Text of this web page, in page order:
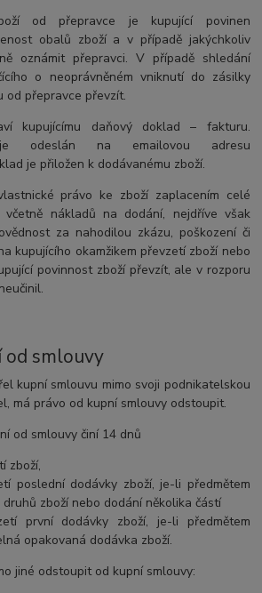
od přepravce je kupující povinen
obalů zboží a v případě jakýchkoliv
oznámit přepravci. V případě shledání
o neoprávněném vniknutí do zásilky
od přepravce převzít.
kupujícímu daňový doklad – fakturu.
odeslán na emailovou adresu
je přiložen k dodávanému zboží.
právo ke zboží zaplacením celé
nákladů na dodání, nejdříve však
za nahodilou zkázu, poškození či
kupujícího okamžikem převzetí zboží nebo
povinnost zboží převzít, ale v rozporu
smlouvy
kupní smlouvu mimo svoji podnikatelskou
má právo od kupní smlouvy odstoupit.
od smlouvy činí 14 dnů
zboží,
poslední dodávky zboží, je-li předmětem
zboží nebo dodání několika částí
první dodávky zboží, je-li předmětem
opakovaná dodávka zboží.
jiné odstoupit od kupní smlouvy: